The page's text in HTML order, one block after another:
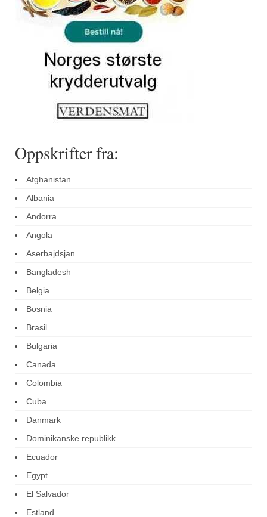
Selleriblader
Smaken av skog
Tapaskrydder
Tomatflak
Om oss
Nettbutikk
Oppskrifter fra:
Afghanistan
Albania
Andorra
Angola
Aserbajdsjan
Bangladesh
Belgia
Bosnia
Brasil
Bulgaria
Canada
Colombia
Cuba
Danmark
Dominikanske republikk
Ecuador
Egypt
El Salvador
Estland